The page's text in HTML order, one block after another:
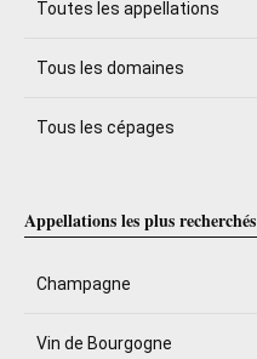
Toutes les appellations
Tous les domaines
Tous les cépages
Appellations les plus recherchés
Champagne
Vin de Bourgogne